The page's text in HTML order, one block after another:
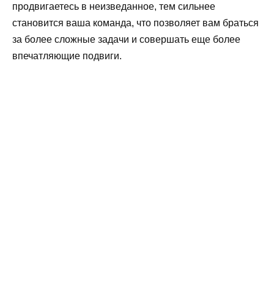
продвигаетесь в неизведанное, тем сильнее
становится ваша команда, что позволяет вам браться
за более сложные задачи и совершать еще более
впечатляющие подвиги.